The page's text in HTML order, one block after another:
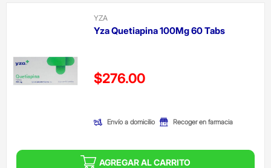
YZA
Yza Quetiapina 100Mg 60 Tabs
Precio reducido de
$276.00
Envío a domicilio Recoger en farmacia
AGREGAR AL CARRITO